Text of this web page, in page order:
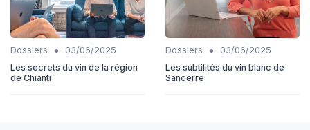
Dossiers •
03/06/2025
Les secrets du vin de la région
de Chianti
Dossiers •
03/06/2025
Les subtilités du vin blanc de
Sancerre